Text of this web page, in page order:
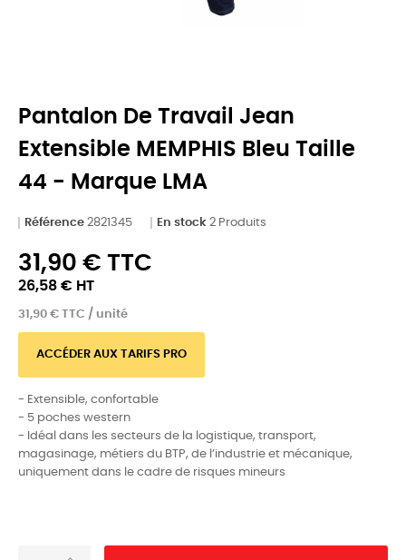
Pantalon De Travail Jean
Extensible MEMPHIS Bleu Taille
44 - Marque LMA
Référence 2821345 En stock 2 Produits
31,90 € TTC
26,58 € HT
31,90 € TTC / unité
ACCÉDER AUX TARIFS PRO
- Extensible, confortable
- 5 poches western
- Idéal dans les secteurs de la logistique, transport,
magasinage, métiers du BTP, de l’industrie et mécanique,
uniquement dans le cadre de risques mineurs